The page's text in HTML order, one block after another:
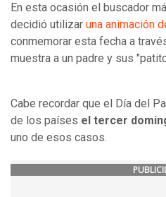
En esta ocasión el buscador
decidió utilizar una animación
conmemorar esta fecha a
muestra a un padre y sus
Cabe recordar que el Día del
de los países el tercer
uno de esos casos.